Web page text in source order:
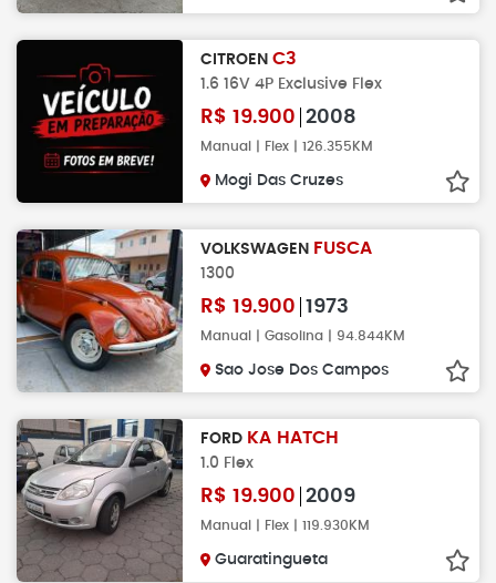
CITROEN C3
1.6 16V 4P Exclusive Flex
R$ 19.900 2008
Manual | Flex | 126.355KM
Mogi Das Cruzes
VOLKSWAGEN FUSCA
1300
R$ 19.900 1973
Manual | Gasolina | 94.844KM
Sao Jose Dos Campos
FORD KA HATCH
1.0 Flex
R$ 19.900 2009
Manual | Flex | 119.930KM
Guaratingueta